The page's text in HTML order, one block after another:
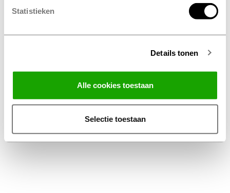
Statistieken
Details tonen
Alle cookies toestaan
Selectie toestaan
Algemene Voorwaarden Thuiswinkel
Privacy Statement Profile Nederland B.V.
Disclaimer